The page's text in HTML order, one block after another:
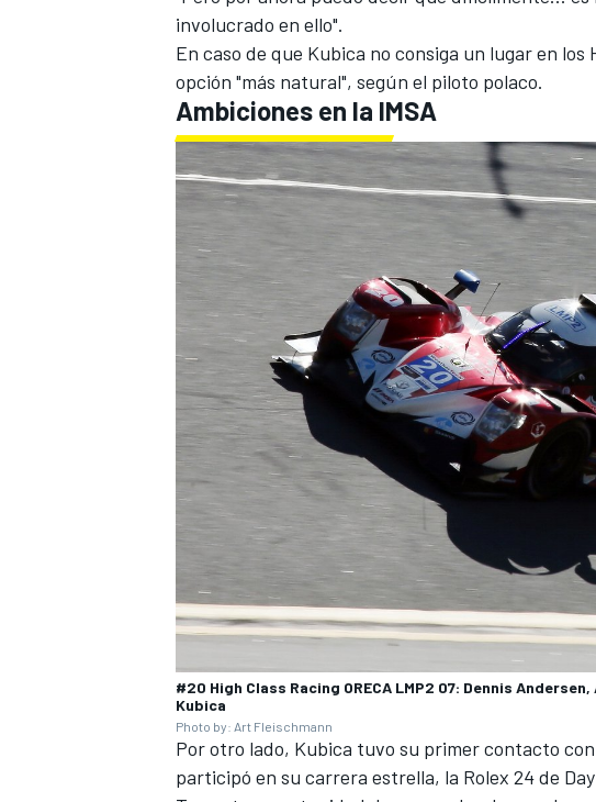
involucrado en ello".
En caso de que Kubica no consiga un lugar en
opción "más natural", según el piloto polaco.
Ambiciones en la IMSA
#20 High Class Racing ORECA LMP2 07: Dennis
Kubica
Photo by: Art Fleischmann
Por otro lado, Kubica tuvo su primer contacto
participó en su carrera estrella, la Rolex 24 de